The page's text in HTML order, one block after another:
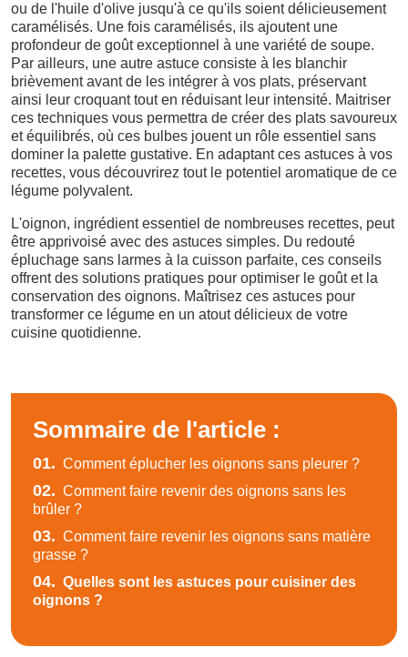
ou de l'huile d'olive jusqu'à ce qu'ils soient délicieusement
caramélisés. Une fois caramélisés, ils ajoutent une
profondeur de goût exceptionnel à une variété de soupe.
Par ailleurs, une autre astuce consiste à les blanchir
brièvement avant de les intégrer à vos plats, préservant
ainsi leur croquant tout en réduisant leur intensité. Maitriser
ces techniques vous permettra de créer des plats savoureux
et équilibrés, où ces bulbes jouent un rôle essentiel sans
dominer la palette gustative. En adaptant ces astuces à vos
recettes, vous découvrirez tout le potentiel aromatique de ce
légume polyvalent.
L'oignon, ingrédient essentiel de nombreuses recettes, peut
être apprivoisé avec des astuces simples. Du redouté
épluchage sans larmes à la cuisson parfaite, ces conseils
offrent des solutions pratiques pour optimiser le goût et la
conservation des oignons. Maîtrisez ces astuces pour
transformer ce légume en un atout délicieux de votre
cuisine quotidienne.
Sommaire de l'article :
01. Comment éplucher les oignons sans pleurer ?
02. Comment faire revenir des oignons sans les
brûler ?
03. Comment faire revenir les oignons sans matière
grasse ?
04. Quelles sont les astuces pour cuisiner des
oignons ?